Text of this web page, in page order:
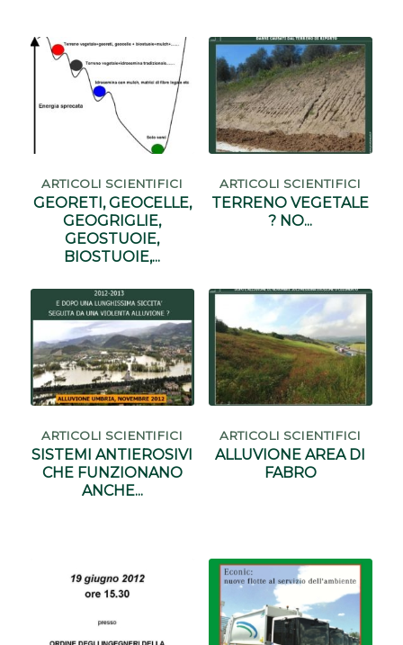
ARTICOLI SCIENTIFICI
GEORETI, GEOCELLE,
GEOGRIGLIE,
GEOSTUOIE,
BIOSTUOIE,...
ARTICOLI SCIENTIFICI
TERRENO VEGETALE
? NO...
ARTICOLI SCIENTIFICI
SISTEMI ANTIEROSIVI
CHE FUNZIONANO
ANCHE...
ARTICOLI SCIENTIFICI
ALLUVIONE AREA DI
FABRO